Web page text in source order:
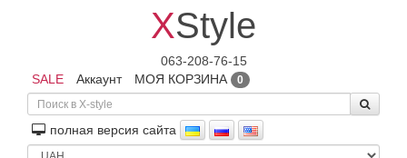
XStyle
063-208-76-15
SALE
Аккаунт МОЯ КОРЗИНА 0
полная версия сайта